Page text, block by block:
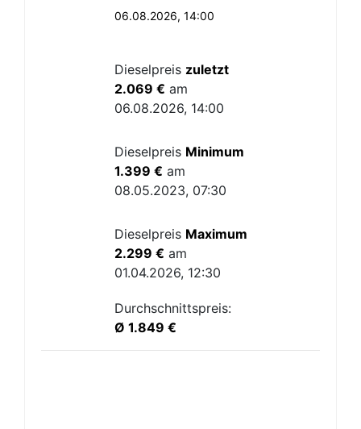
06.08.2026, 14:00
Dieselpreis zuletzt
2.069 € am
06.08.2026, 14:00
Dieselpreis Minimum
1.399 € am
08.05.2023, 07:30
Dieselpreis Maximum
2.299 € am
01.04.2026, 12:30
Durchschnittspreis:
Ø 1.849 €